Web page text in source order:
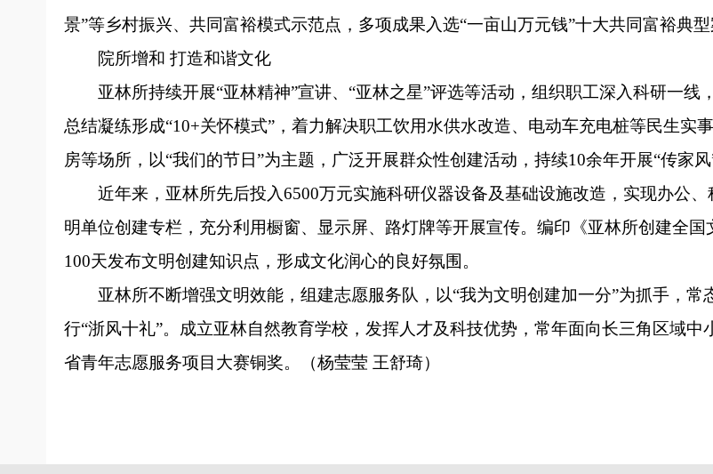
景”等乡村振兴、共同富裕模式示范点，多项成果入选“一亩山万元钱”十大共同富裕典
院所增和 打造和谐文化
亚林所持续开展“亚林精神”宣讲、“亚林之星”评选等活动，组织职工深入科研一
总结凝练形成“10+关怀模式”，着力解决职工饮用水供水改造、电动车充电桩等民生实
房等场所，以“我们的节日”为主题，广泛开展群众性创建活动，持续10余年开展“传家
近年来，亚林所先后投入6500万元实施科研仪器设备及基础设施改造，实现办公
明单位创建专栏，充分利用橱窗、显示屏、路灯牌等开展宣传。编印《亚林所创建全
100天发布文明创建知识点，形成文化润心的良好氛围。
亚林所不断增强文明效能，组建志愿服务队，以“我为文明创建加一分”为抓手，
行“浙风十礼”。成立亚林自然教育学校，发挥人才及科技优势，常年面向长三角区域
省青年志愿服务项目大赛铜奖。（杨莹莹 王舒琦）